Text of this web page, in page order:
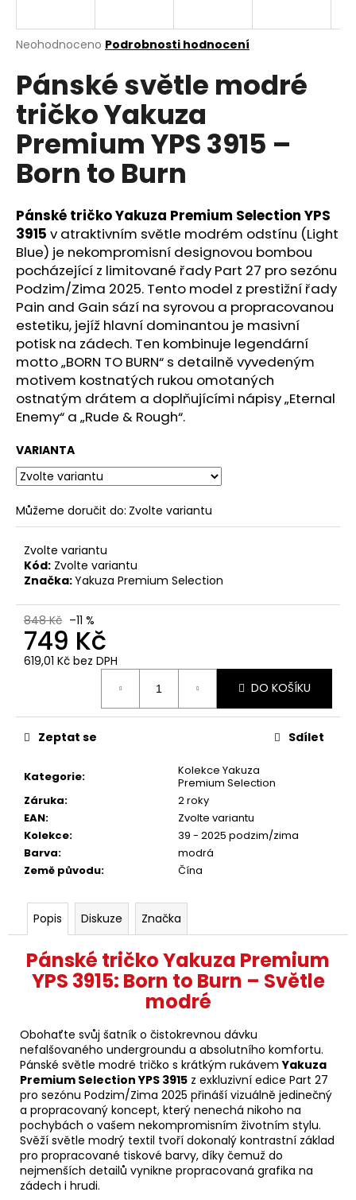
Průměrné
produktu
je
0,0
z
5
hvězdiček.
Neohodnoceno Podrobnosti hodnocení
Pánské světle modré
tričko Yakuza
Premium YPS 3915 –
Born to Burn
Pánské tričko Yakuza Premium Selection YPS
3915 v atraktivním světle modrém odstínu (Light
Blue) je nekompromisní designovou bombou
pocházející z limitované řady Part 27 pro sezónu
Podzim/Zima 2025. Tento model z prestižní řady
Pain and Gain sází na syrovou a propracovanou
estetiku, jejíž hlavní dominantou je masivní
potisk na zádech. Ten kombinuje legendární
motto „BORN TO BURN“ s detailně vyvedeným
motivem kostnatých rukou omotaných
ostnatým drátem a doplňujícími nápisy „Eternal
Enemy“ a „Rude & Rough“.
VARIANTA
Můžeme doručit do: Zvolte variantu
Zvolte variantu
Kód: Zvolte variantu
Značka:Yakuza Premium Selection
848 Kč –11 %
749 Kč
619,01 Kč bez DPH
DO KOŠÍKU
Kategorie:
Kolekce Yakuza
Premium Selection
Záruka:
2 roky
EAN:
Zvolte variantu
Kolekce:
39 - 2025 podzim/zima
Barva:
modrá
Země původu: Čína
Zeptat se Sdílet
Popis Diskuze Značka
Pánské tričko Yakuza Premium
YPS 3915: Born to Burn – Světle
modré
Obohaťte svůj šatník o čistokrevnou dávku
nefalšovaného undergroundu a absolutního komfortu.
Pánské světle modré tričko s krátkým rukávemYakuza
Premium Selection YPS 3915 z exkluzivní edice Part 27
pro sezónu Podzim/Zima 2025 přináší vizuálně jedinečný
a propracovaný koncept, který nenechá nikoho na
pochybách o vašem nekompromisním životním stylu.
Svěží světle modrý textil tvoří dokonalý kontrastní základ
pro propracované tiskové barvy, díky čemuž do
nejmenších detailů vynikne propracovaná grafika na
zádech i hrudi.
j
t
?
HLEDAT
D
o
p
o
r
u
č
u
j
e
m
e
VESTA
YAKUZA
PREMIUM
3966
BORN
TO
BURN
–
ŽLUTÁ
449
Kč